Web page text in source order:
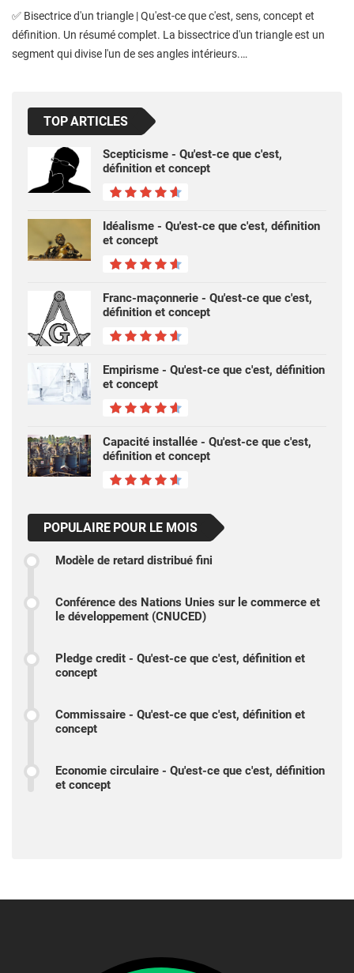
✅ Bisectrice d'un triangle | Qu'est-ce que c'est, sens, concept et
définition. Un résumé complet. La bissectrice d'un triangle est un
segment qui divise l'un de ses angles intérieurs.…
TOP ARTICLES
Scepticisme - Qu'est-ce que c'est,
définition et concept
Idéalisme - Qu'est-ce que c'est, définition
et concept
Franc-maçonnerie - Qu'est-ce que c'est,
définition et concept
Empirisme - Qu'est-ce que c'est, définition
et concept
Capacité installée - Qu'est-ce que c'est,
définition et concept
POPULAIRE POUR LE MOIS
Modèle de retard distribué fini
Conférence des Nations Unies sur le commerce et
le développement (CNUCED)
Pledge credit - Qu'est-ce que c'est, définition et
concept
Commissaire - Qu'est-ce que c'est, définition et
concept
Economie circulaire - Qu'est-ce que c'est, définition
et concept